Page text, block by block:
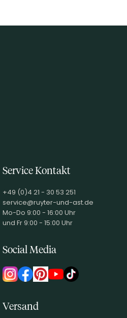
Service Kontakt
+49 (0)4 21 - 30 53 251
service@ruyter-und-ast.de
Mo-Do 9:00 - 16:00 Uhr
und Fr 9:00 - 15:00 Uhr
Social Media
Versand